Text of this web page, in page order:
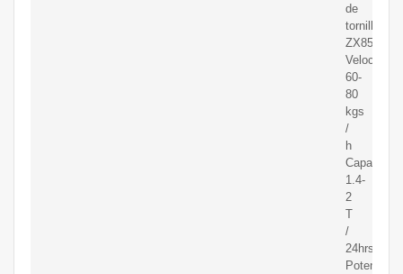
de
tornillo
ZX85
Velocidad:
60-
80
kgs
/
h
Capacidad:
1.4-
2
T
/
24hrs
Potencia: